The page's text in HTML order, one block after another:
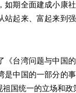
全面建成小康
站起来、富起来到
台湾问题与中国
中国的一部分的
国统一的立场和政